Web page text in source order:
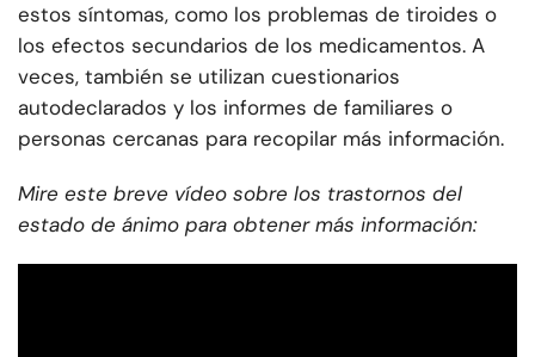
estos síntomas, como los problemas de tiroides o
los efectos secundarios de los medicamentos. A
veces, también se utilizan cuestionarios
autodeclarados y los informes de familiares o
personas cercanas para recopilar más información.
Mire este breve vídeo sobre los trastornos del
estado de ánimo para obtener más información: